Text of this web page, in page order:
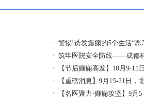
警惕!诱发癫痫的5个生活“恶
筑牢医院安全防线——成都
【节后癫痫高发】10月9-11
【重磅消息】9月19-21日，
【名医聚力·癫痫攻坚】9月